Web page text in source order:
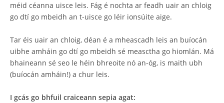
méid céanna uisce leis. Fág é nochta ar feadh uair an chloig
go dtí go mbeidh an t-uisce go léir ionsúite aige.
Tar éis uair an chloig, déan é a mheascadh leis an buíocán
uibhe amháin go dtí go mbeidh sé measctha go hiomlán. Má
bhaineann sé seo le héin bhreoite nó an-óg, is maith ubh
(buíocán amháin!) a chur leis.
I gcás go bhfuil craiceann sepia agat: